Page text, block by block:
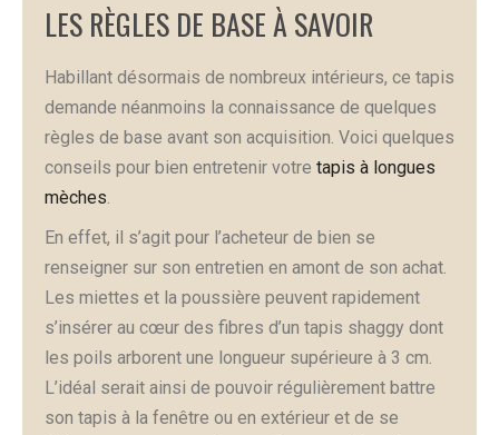
LES RÈGLES DE BASE À SAVOIR
Habillant désormais de nombreux intérieurs, ce tapis
demande néanmoins la connaissance de quelques
règles de base avant son acquisition. Voici quelques
conseils pour bien entretenir votre tapis à longues
mèches
En effet, il s’agit pour l’acheteur de bien se
renseigner sur son entretien en amont de son achat.
Les miettes et la poussière peuvent rapidement
s’insérer au cœur des fibres d’un tapis shaggy dont
les poils arborent une longueur supérieure à 3 cm.
L’idéal serait ainsi de pouvoir régulièrement battre
son tapis à la fenêtre ou en extérieur et de se